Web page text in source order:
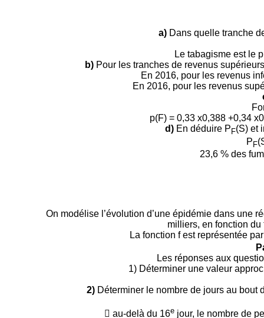
a) Dans quelle tranche
Le tabagisme est le
b)Pour les tranches de revenus
En 2016, pour les revenus
En 2016, pour les revenus
p(F) = 0,33 x0,388 +0,34
d)En déduire P F(S) et
P F
23,6 % des
On modélise l’évolution d’une épidémie dans une
milliers, en fonction du
La fonction f est représentée
Les réponses aux
1) Déterminer une valeur
2) Déterminer le nombre de jours au bout
 au-delà du 16ejour, le nombre de